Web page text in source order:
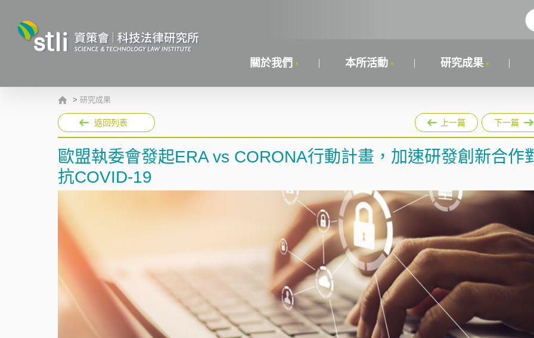
關於我們 本所活動 研究成果
> 研究成果
返回列表 上一篇 下一篇
歐盟執委會發起ERA vs CORONA行動計畫，加速研發創新合作
抗COVID-19